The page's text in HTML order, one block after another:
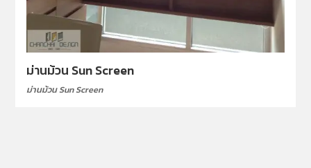
ม่านม้วน Sun Screen
ม่านม้วน Sun Screen